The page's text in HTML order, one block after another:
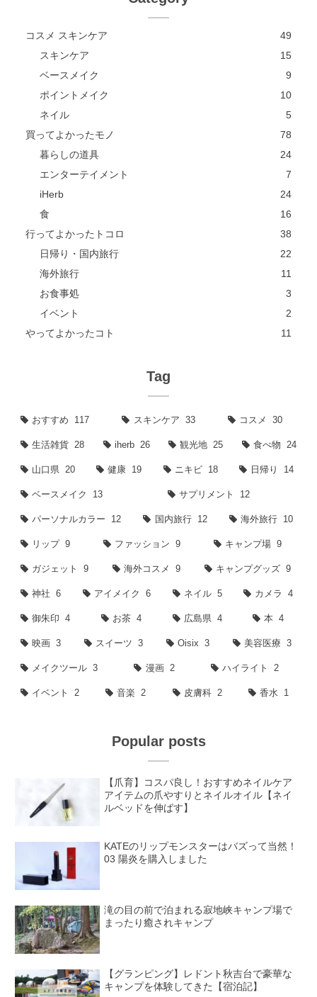
コスメ スキンケア
49
スキンケア
15
ベースメイク
9
ポイントメイク
10
ネイル
5
買ってよかったモノ
78
暮らしの道具
24
エンターテイメント
7
iHerb
24
食
16
行ってよかったトコロ
38
日帰り・国内旅行
22
海外旅行
11
お食事処
3
イベント
2
やってよかったコト
11
Tag
おすすめ 117 スキンケア 33 コスメ 30
生活雑貨 28 iherb 26 観光地 25 食べ物 24
山口県 20 健康 19 ニキビ 18 日帰り 14
ベースメイク 13 サプリメント 12
パーソナルカラー 12 国内旅行 12 海外旅行 10
リップ 9 ファッション 9 キャンプ場 9
ガジェット 9 海外コスメ 9 キャンプグッズ 9
神社 6 アイメイク 6 ネイル 5 カメラ 4
御朱印 4 お茶 4 広島県 4 本 4
映画 3 スイーツ 3 Oisix 3 美容医療 3
メイクツール 3 漫画 2 ハイライト 2
イベント 2 音楽 2 皮膚科 2 香水 1
Popular posts
【爪育】コスパ良し！おすすめネイルケア
アイテムの爪やすりとネイルオイル【ネイ
ルベッドを伸ばす】
KATEのリップモンスターはバズって当然！
03 陽炎を購入しました
滝の目の前で泊まれる寂地峡キャンプ場で
まったり癒されキャンプ
【グランピング】レドント秋吉台で豪華な
キャンプを体験してきた【宿泊記】